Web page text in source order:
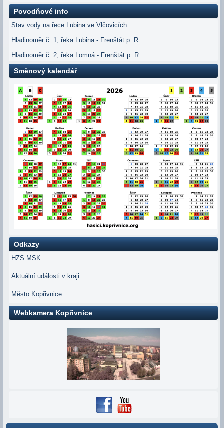
Povodňové info
Stav vody na řece Lubina ve Vlčovicích
Hladinoměr č. 1, řeka Lubina - Frenštát p. R.
Hladinoměr č. 2, řeka Lomná - Frenštát p. R.
Směnový kalendář
Odkazy
HZS MSK
Aktuální události v kraji
Město Kopřivnice
Webkamera Kopřivnice